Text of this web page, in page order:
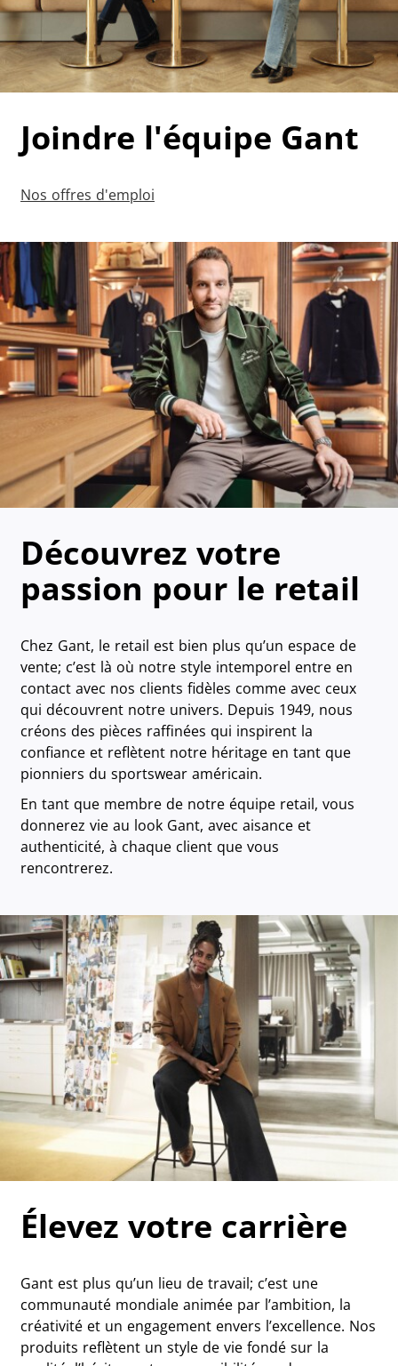
Joindre l'équipe Gant
Nos offres d'emploi
Découvrez votre
passion pour le retail
Chez Gant, le retail est bien plus qu’un espace de
vente; c’est là où notre style intemporel entre en
contact avec nos clients fidèles comme avec ceux
qui découvrent notre univers. Depuis 1949, nous
créons des pièces raffinées qui inspirent la
confiance et reflètent notre héritage en tant que
pionniers du sportswear américain.
En tant que membre de notre équipe retail, vous
donnerez vie au look Gant, avec aisance et
authenticité, à chaque client que vous
rencontrerez.
Élevez votre carrière
Gant est plus qu’un lieu de travail; c’est une
communauté mondiale animée par l’ambition, la
créativité et un engagement envers l’excellence. Nos
produits reflètent un style de vie fondé sur la